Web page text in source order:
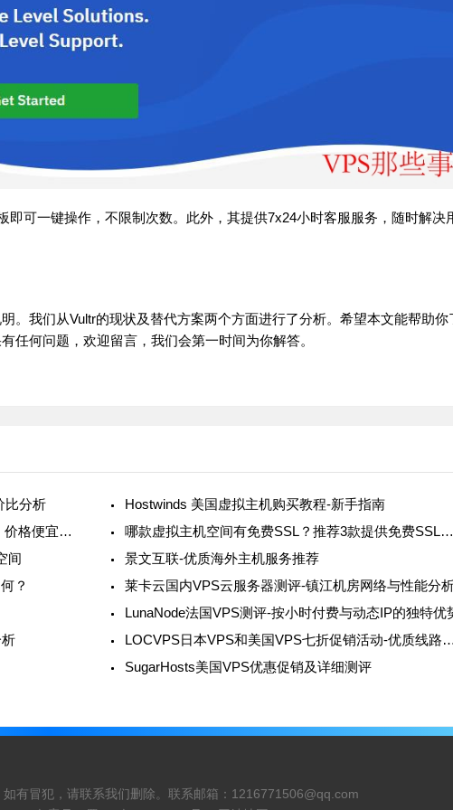
即可一键操作，不限制次数。此外，其提供7x24小时客服服务，随时解决
。我们从Vultr的现状及替代方案两个方面进行了分析。希望本文能帮助你
任何问题，欢迎留言，我们会第一时间为你解答。
比分析
Hostwinds 美国虚拟主机购买教程-新手指南
Hostwinds VPS测评-超大带宽、免费换IP、价格便宜和支持支付宝
哪款虚拟主机空间有免费SSL？推荐3款提供免费SSL证
间
景文互联-优质海外主机服务推荐
？
莱卡云国内VPS云服务器测评-镇江机房网络与性能分
LunaNode法国VPS测评-按小时付费与动态IP的独特优
LOCVPS日本VPS和美国VPS七折促
SugarHosts美国VPS优惠促销及详细测评
有冒犯，请联系我们删除。联系邮箱： 1216771506@qq.com